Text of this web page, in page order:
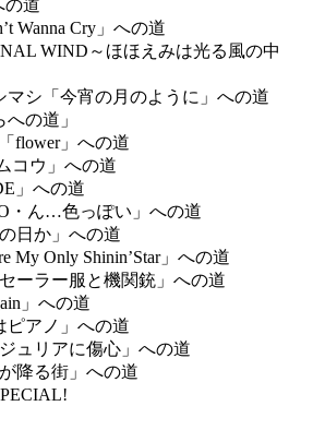
の道
Wanna Cry」への道
WIND～ほほえみは光る風の中
マシ「今宵の月のように」への道
の道」
flower」への道
コウ」への道
」への道
・ん…色っぽい」への道
日か」への道
My Only Shinin’Star」への道
ーラー服と機関銃」への道
」への道
ピアノ」への道
ュリアに傷心」への道
降る街」への道